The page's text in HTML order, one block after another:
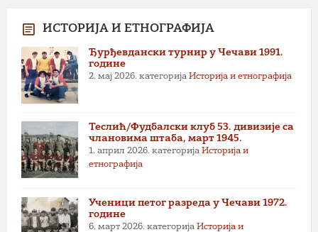
ИСТОРИЈА И ЕТНОГРАФИЈА
Ђурђевдански турнир у Чечави 1991.
године
2. мај 2026. категорија Историја и етнографија
Теслић/Фудбалски клуб 53. дивизије са
члановима штаба, март 1945.
1. април 2026. категорија Историја и
етнографија
Ученици петог разреда у Чечави 1972.
године
6. март 2026. категорија Историја и